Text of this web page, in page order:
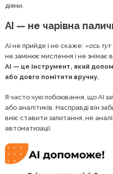
діями.
AI — не чарівна
AI не прийде і не скаже: «ось тут
не замінює мислення і не знімає
AI — це інструмент, який
або довго помітити вручну.
Я часто чую побоювання, що AI
або аналітиків. Насправді він
вміє ставити запитання, не
автоматизації.